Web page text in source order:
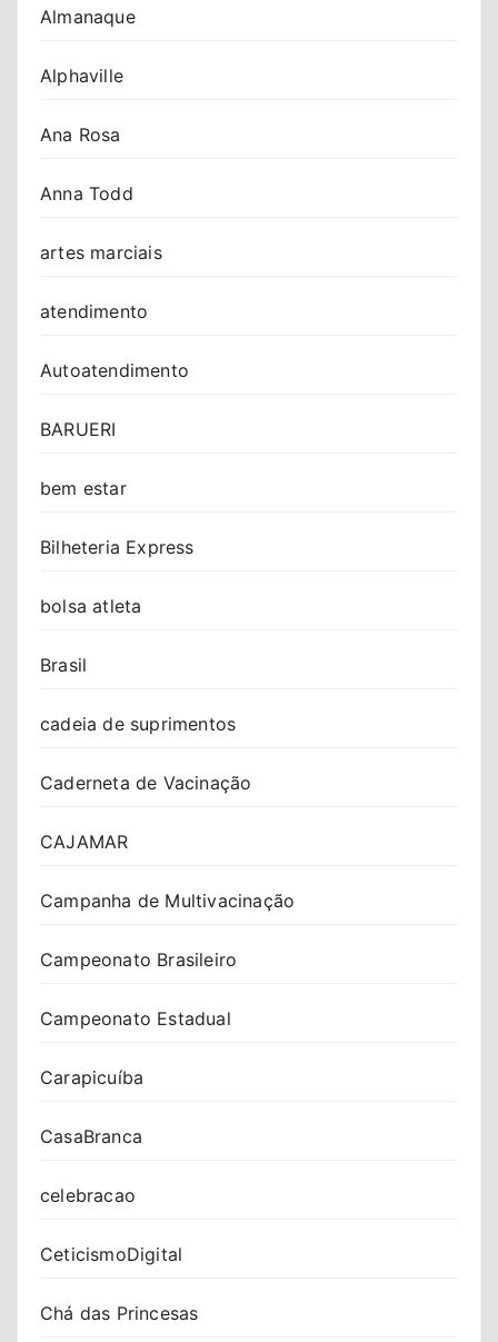
Almanaque
Alphaville
Ana Rosa
Anna Todd
artes marciais
atendimento
Autoatendimento
BARUERI
bem estar
Bilheteria Express
bolsa atleta
Brasil
cadeia de suprimentos
Caderneta de Vacinação
CAJAMAR
Campanha de Multivacinação
Campeonato Brasileiro
Campeonato Estadual
Carapicuíba
CasaBranca
celebracao
CeticismoDigital
Chá das Princesas